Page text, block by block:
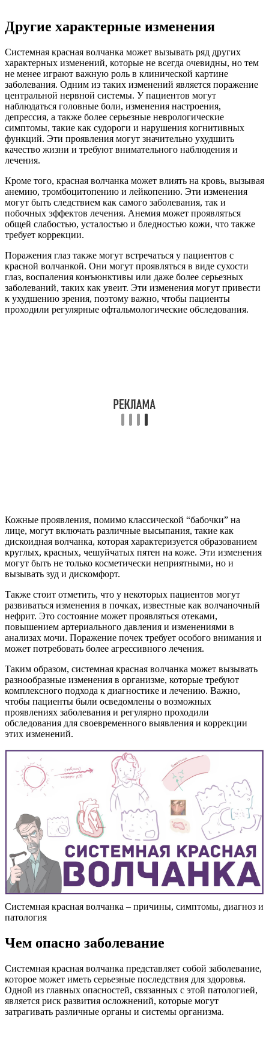
Другие характерные изменения
Системная красная волчанка может вызывать ряд других
характерных изменений, которые не всегда очевидны, но тем
не менее играют важную роль в клинической картине
заболевания. Одним из таких изменений является поражение
центральной нервной системы. У пациентов могут
наблюдаться головные боли, изменения настроения,
депрессия, а также более серьезные неврологические
симптомы, такие как судороги и нарушения когнитивных
функций. Эти проявления могут значительно ухудшить
качество жизни и требуют внимательного наблюдения и
лечения.
Кроме того, красная волчанка может влиять на кровь, вызывая
анемию, тромбоцитопению и лейкопению. Эти изменения
могут быть следствием как самого заболевания, так и
побочных эффектов лечения. Анемия может проявляться
общей слабостью, усталостью и бледностью кожи, что также
требует коррекции.
Поражения глаз также могут встречаться у пациентов с
красной волчанкой. Они могут проявляться в виде сухости
глаз, воспаления конъюнктивы или даже более серьезных
заболеваний, таких как увеит. Эти изменения могут привести
к ухудшению зрения, поэтому важно, чтобы пациенты
проходили регулярные офтальмологические обследования.
Кожные проявления, помимо классической “бабочки” на
лице, могут включать различные высыпания, такие как
дискоидная волчанка, которая характеризуется образованием
круглых, красных, чешуйчатых пятен на коже. Эти изменения
могут быть не только косметически неприятными, но и
вызывать зуд и дискомфорт.
Также стоит отметить, что у некоторых пациентов могут
развиваться изменения в почках, известные как волчаночный
нефрит. Это состояние может проявляться отеками,
повышением артериального давления и изменениями в
анализах мочи. Поражение почек требует особого внимания и
может потребовать более агрессивного лечения.
Таким образом, системная красная волчанка может вызывать
разнообразные изменения в организме, которые требуют
комплексного подхода к диагностике и лечению. Важно,
чтобы пациенты были осведомлены о возможных
проявлениях заболевания и регулярно проходили
обследования для своевременного выявления и коррекции
этих изменений.
Системная красная волчанка – причины, симптомы, диагноз и
патология
Чем опасно заболевание
Системная красная волчанка представляет собой заболевание,
которое может иметь серьезные последствия для здоровья.
Одной из главных опасностей, связанных с этой патологией,
является риск развития осложнений, которые могут
затрагивать различные органы и системы организма.